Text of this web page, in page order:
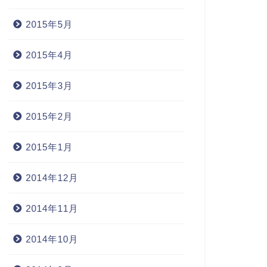
2015年5月
2015年4月
2015年3月
2015年2月
2015年1月
2014年12月
2014年11月
2014年10月